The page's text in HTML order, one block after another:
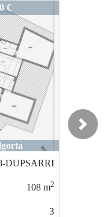
€
DUPSARRI
108 m2
3
Next